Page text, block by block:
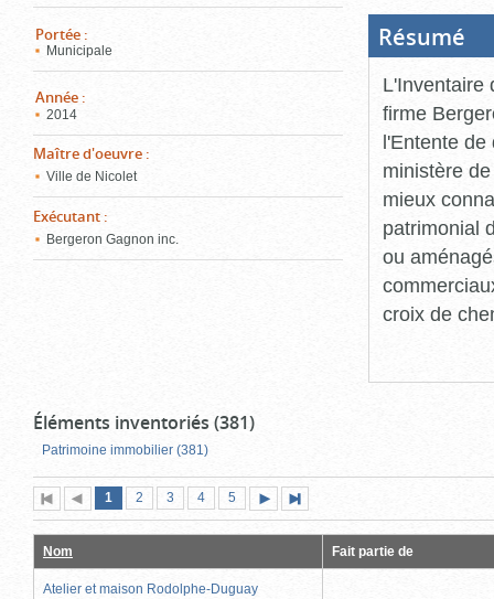
Portée :
Municipale
Année :
2014
Maître d'oeuvre :
Ville de Nicolet
Exécutant :
Bergeron Gagnon inc.
Résumé
L'Inventaire
firme
l'Entente de
ministère
mieux
patrimonial
ou
croix de
Éléments inventoriés (381)
Patrimoine immobilier (381)
Première
page
Page
précédente
Page
1 (page
actuelle)
Page
2 Page
3 Page
4 Page
5
suivante
page
Nom Fait partie de
Atelier et maison Rodolphe-Duguay